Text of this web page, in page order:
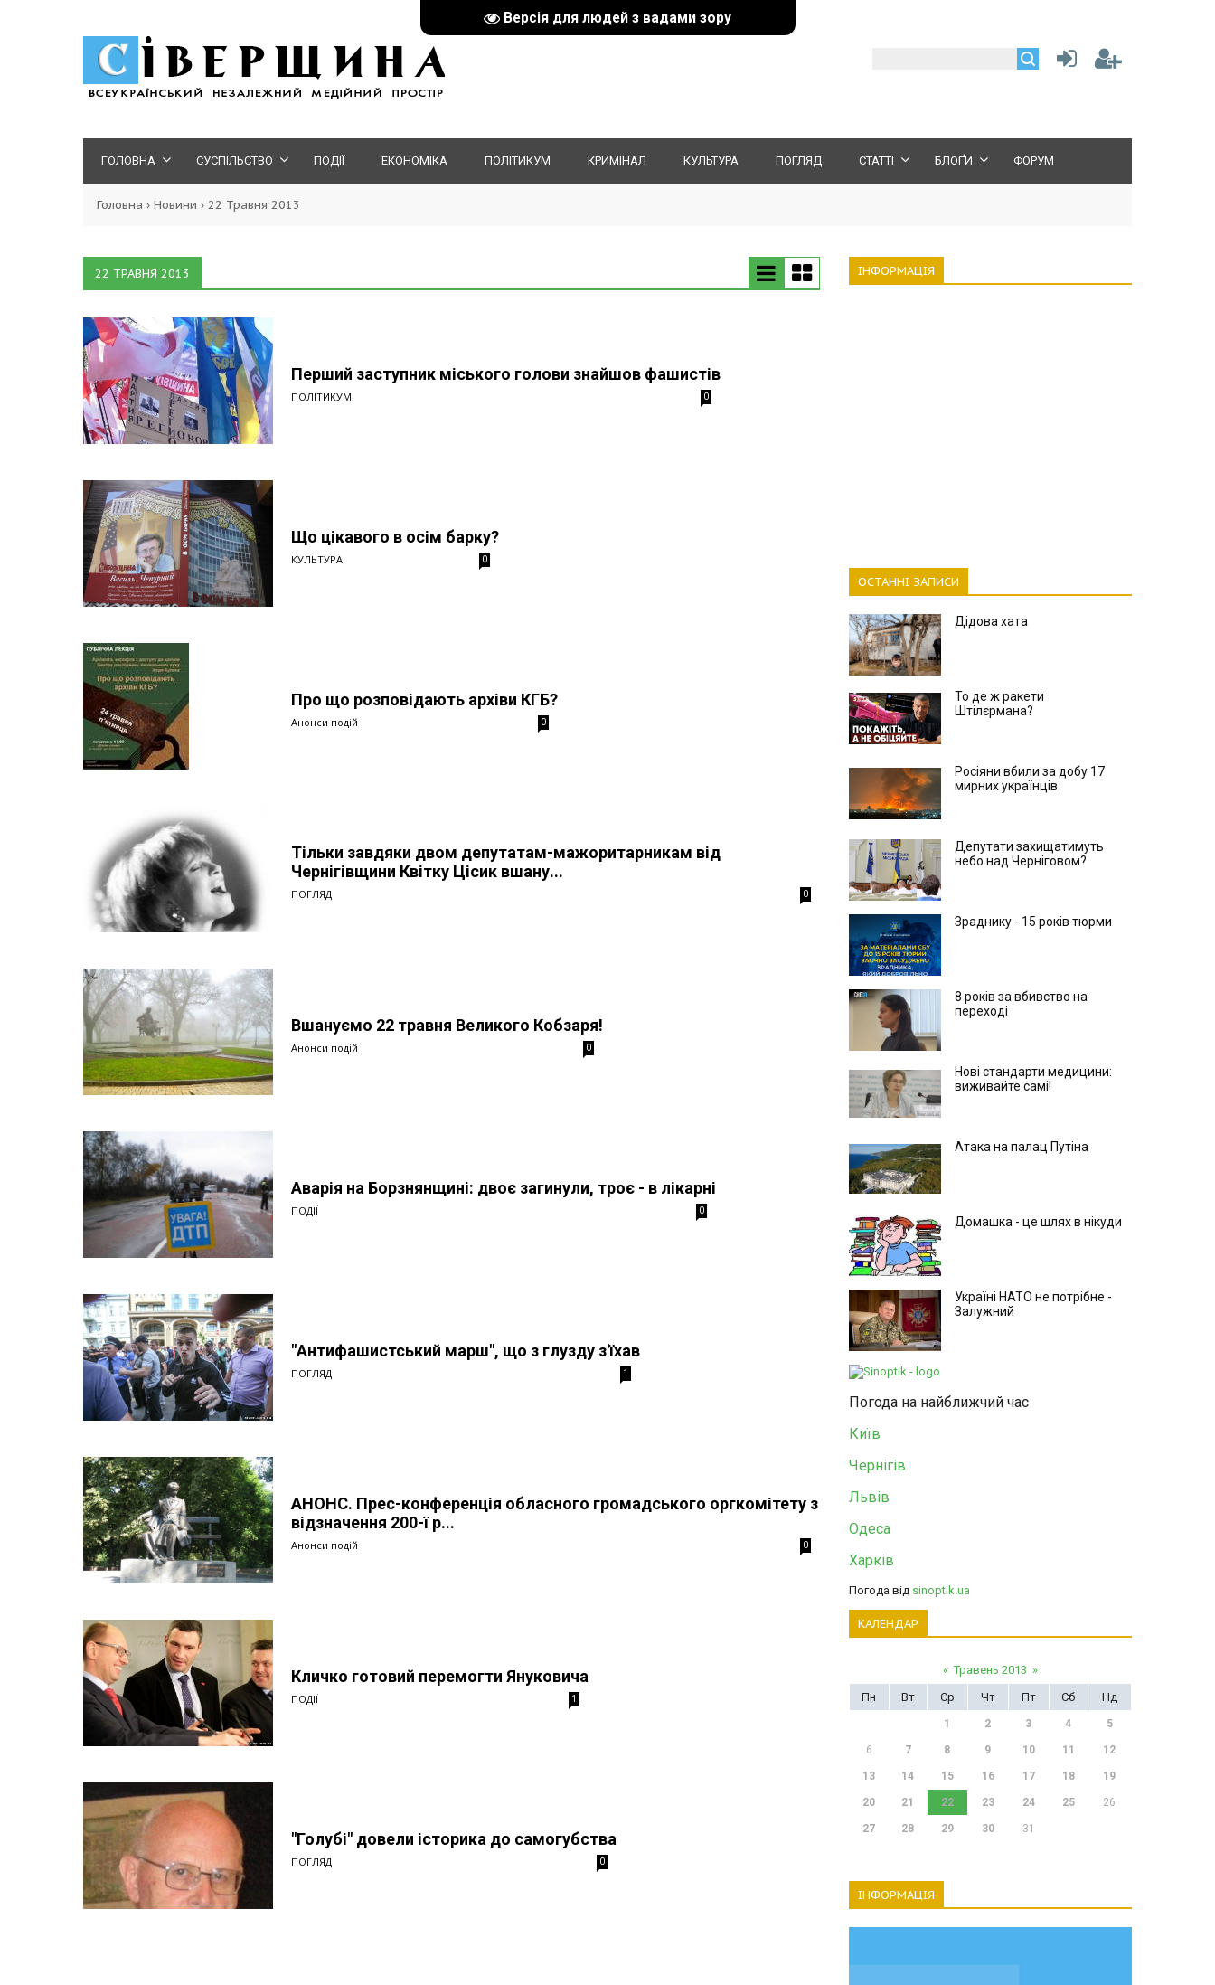
Версія для людей з вадами зору
ГОЛОВНА СУСПІЛЬСТВО ПОДІЇ ЕКОНОМІКА ПОЛІТИКУМ КРИМІНАЛ КУЛЬТУРА ПОГЛЯД СТАТТІ БЛОҐИ ФОРУМ
Головна › Новини › 22 Травня 2013
22 ТРАВНЯ 2013
Перший заступник міського голови знайшов фашистів
ПОЛІТИКУМ 0
Що цікавого в осім барку?
КУЛЬТУРА 0
Про що розповідають архіви КГБ?
Анонси подій 0
Тільки завдяки двом депутатам-мажоритарникам від
Чернігівщини Квітку Цісик вшану...
ПОГЛЯД 0
Вшануємо 22 травня Великого Кобзаря!
Анонси подій 0
Аварія на Борзнянщині: двоє загинули, троє - в лікарні
ПОДІЇ 0
"Антифашистський марш", що з глузду з'їхав
ПОГЛЯД 1
АНОНС. Прес-конференція обласного громадського оргкомітету з
відзначення 200-ї р...
Анонси подій 0
Кличко готовий перемогти Януковича
ПОДІЇ 1
"Голубі" довели історика до самогубства
ПОГЛЯД 0
ІНФОРМАЦІЯ
ОСТАННІ ЗАПИСИ
Дідова хата
То де ж ракети
Штілєрмана?
Росіяни вбили за добу 17
мирних українців
Депутати захищатимуть
небо над Черніговом?
Зраднику - 15 років тюрми
8 років за вбивство на
переході
Нові стандарти медицини:
виживайте самі!
Атака на палац Путіна
Домашка - це шлях в нікуди
Україні НАТО не потрібне -
Залужний
Погода на найближчий час
Київ
Чернігів
Львів
Одеса
Харків
Погода від sinoptik.ua
КАЛЕНДАР
« Травень 2013 »
Пн
Вт Ср Чт Пт Сб Нд
1 2 3 4 5
6 7 8 9 10 11 12
13 14 15 16 17 18 19
20 21 22 23 24 25 26
27 28 29 30 31
ІНФОРМАЦІЯ